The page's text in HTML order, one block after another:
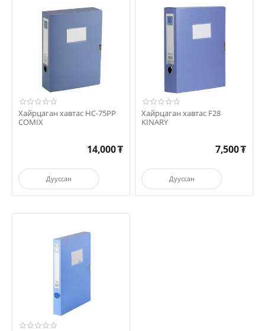
Хайрцаган хавтас HC-75PP
COMIX
14,000₮
Дууссан
Хайрцаган хавтас F28
KINARY
7,500₮
Дууссан